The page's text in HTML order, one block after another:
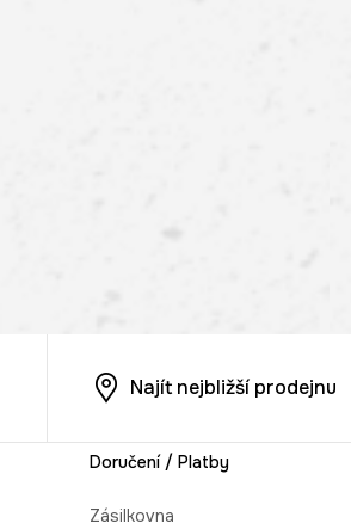
Najít nejbližší prodejnu
Doručení / Platby
Zásilkovna